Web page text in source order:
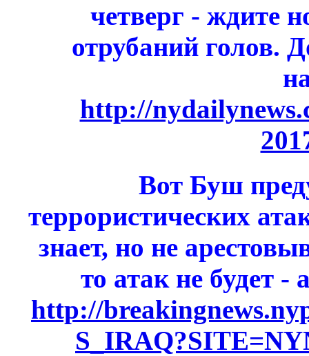
четверг - ждите
отрубаний голов.
http://
Вот Буш
террористических
знает, но не
то атак не будет
http://